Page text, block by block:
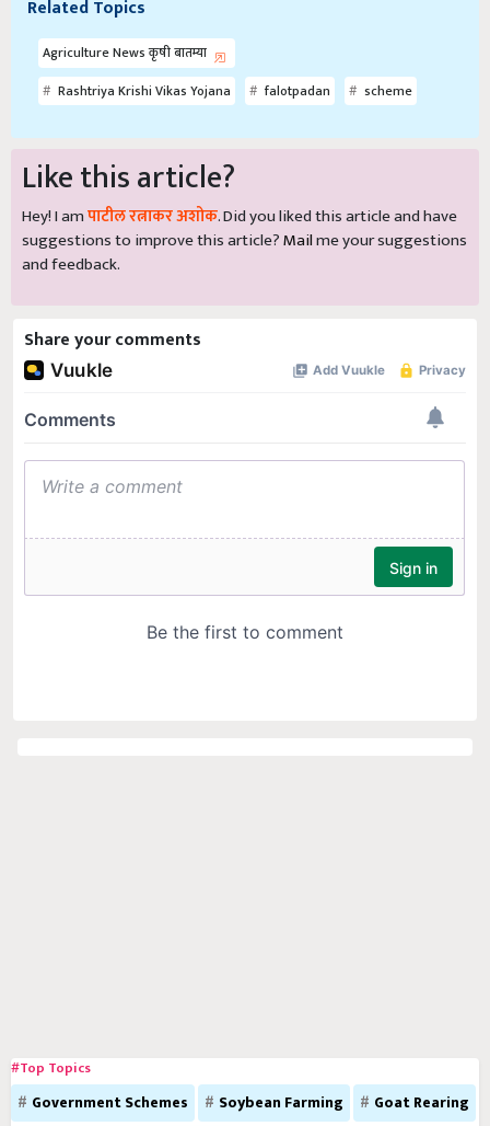
Related Topics
Agriculture News कृषी बातम्या
Rashtriya Krishi Vikas Yojana
falotpadan scheme
Like this article?
Hey! I amपाटील रत्नाकर अशोक. Did you liked this article and have
suggestions to improve this article?Mailme your suggestions
and feedback.
Share your comments
#Top Topics
Government Schemes Soybean Farming
Goat Rearing